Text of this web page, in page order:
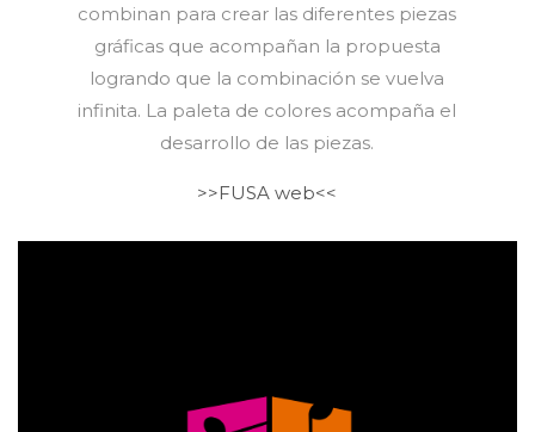
combinan para crear las diferentes piezas
gráficas que acompañan la propuesta
logrando que la combinación se vuelva
infinita. La paleta de colores acompaña el
desarrollo de las piezas.
>>FUSA web<<